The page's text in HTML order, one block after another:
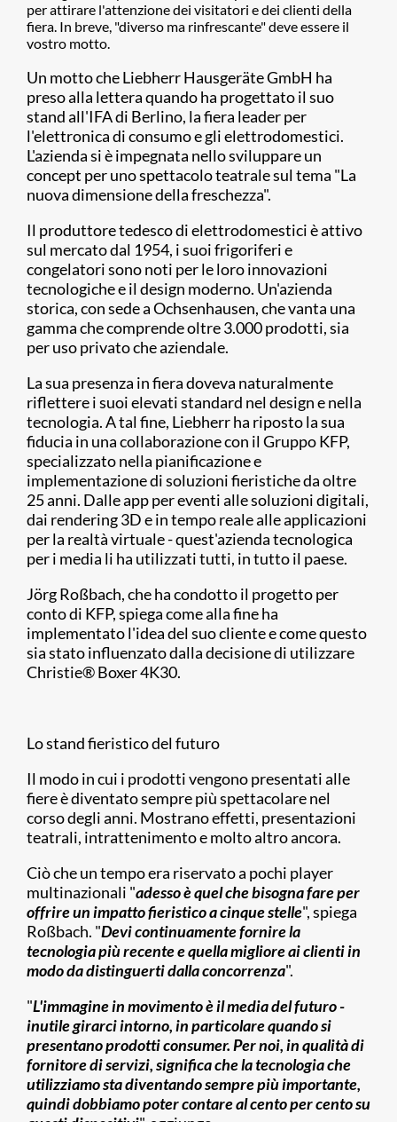
per attirare l'attenzione dei visitatori e dei clienti della
fiera. In breve, "diverso ma rinfrescante" deve essere il
vostro motto.
Un motto che Liebherr Hausgeräte GmbH ha
preso alla lettera quando ha progettato il suo
stand all'IFA di Berlino, la fiera leader per
l'elettronica di consumo e gli elettrodomestici.
L'azienda si è impegnata nello sviluppare un
concept per uno spettacolo teatrale sul tema "La
nuova dimensione della freschezza".
Il produttore tedesco di elettrodomestici è attivo
sul mercato dal 1954, i suoi frigoriferi e
congelatori sono noti per le loro innovazioni
tecnologiche e il design moderno. Un'azienda
storica, con sede a Ochsenhausen, che vanta una
gamma che comprende oltre 3.000 prodotti, sia
per uso privato che aziendale.
La sua presenza in fiera doveva naturalmente
riflettere i suoi elevati standard nel design e nella
tecnologia. A tal fine, Liebherr ha riposto la sua
fiducia in una collaborazione con il Gruppo KFP,
specializzato nella pianificazione e
implementazione di soluzioni fieristiche da oltre
25 anni. Dalle app per eventi alle soluzioni digitali,
dai rendering 3D e in tempo reale alle applicazioni
per la realtà virtuale - quest'azienda tecnologica
per i media li ha utilizzati tutti, in tutto il paese.
Jörg Roßbach, che ha condotto il progetto per
conto di KFP, spiega come alla fine ha
implementato l'idea del suo cliente e come questo
sia stato influenzato dalla decisione di utilizzare
Christie® Boxer 4K30.
Lo stand fieristico del futuro
Il modo in cui i prodotti vengono presentati alle
fiere è diventato sempre più spettacolare nel
corso degli anni. Mostrano effetti, presentazioni
teatrali, intrattenimento e molto altro ancora.
Ciò che un tempo era riservato a pochi player
multinazionali "adesso è quel che bisogna fare per
offrire un impatto fieristico a cinque stelle", spiega
Roßbach. "Devi continuamente fornire la
tecnologia più recente e quella migliore ai clienti in
modo da distinguerti dalla concorrenza".
"L'immagine in movimento è il media del futuro -
inutile girarci intorno, in particolare quando si
presentano prodotti consumer. Per noi, in qualità di
fornitore di servizi, significa che la tecnologia che
utilizziamo sta diventando sempre più importante,
quindi dobbiamo poter contare al cento per cento su